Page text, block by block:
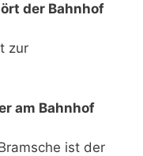
der Bahnhof
zur
am Bahnhof
ist der